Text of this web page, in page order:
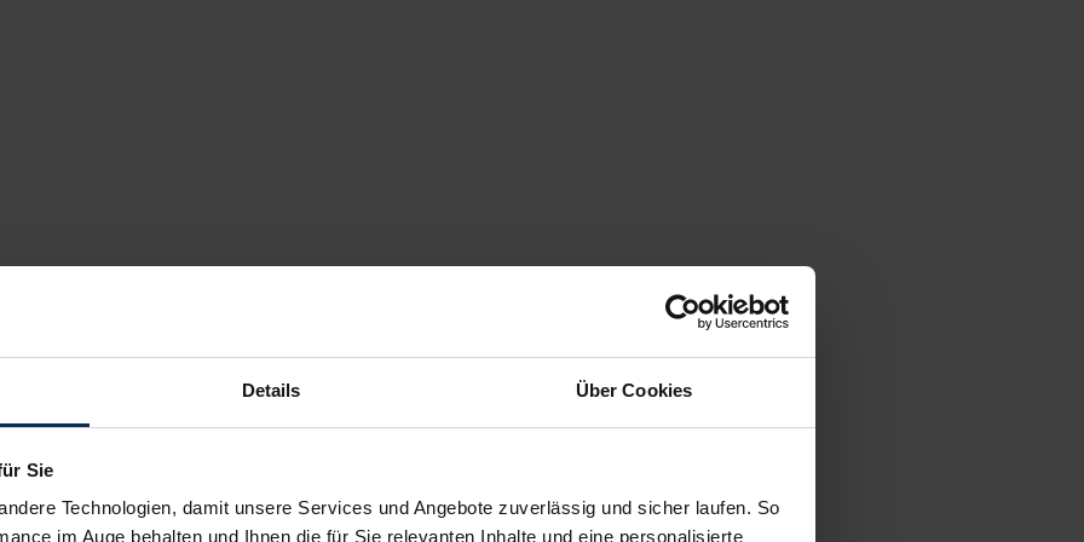
Details Über Cookies
Sie
Technologien, damit unsere Services und Angebote zuverlässig und sicher laufen. So
im Auge behalten und Ihnen die für Sie relevanten Inhalte und eine personalisierte